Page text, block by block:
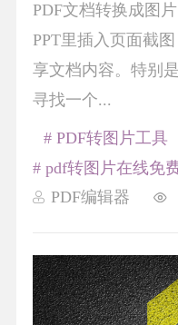
PDF文档转换成图
PPT里插入页面截
享文档内容。特别
寻找一个...
PDF编辑器
# PDF转图片工具
# pdf转图片在线免